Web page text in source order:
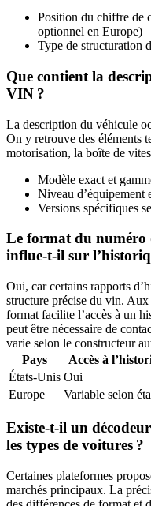
Position du chiffre de
optionnel en Europe)
Type de structuration
Que contient la
VIN ?
La description du véhicule
On y retrouve des éléments
motorisation, la boîte de
Modèle exact et
Niveau d’équipement
Versions spécifiques
Le format du numéro
influe-t-il sur
Oui, car certains rapports
structure précise du vin.
format facilite l’accès à un
peut être nécessaire de
varie selon le constructeur
Pays
Accès à
États-Unis Oui
Europe
Variable selon
Existe-t-il un
les types de voitures ?
Certaines plateformes
marchés principaux. La